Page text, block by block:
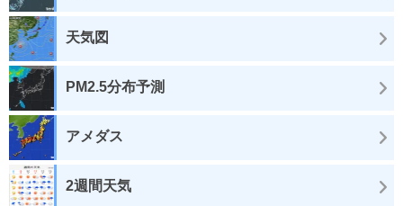
天気図
PM2.5分布予測
アメダス
2週間天気